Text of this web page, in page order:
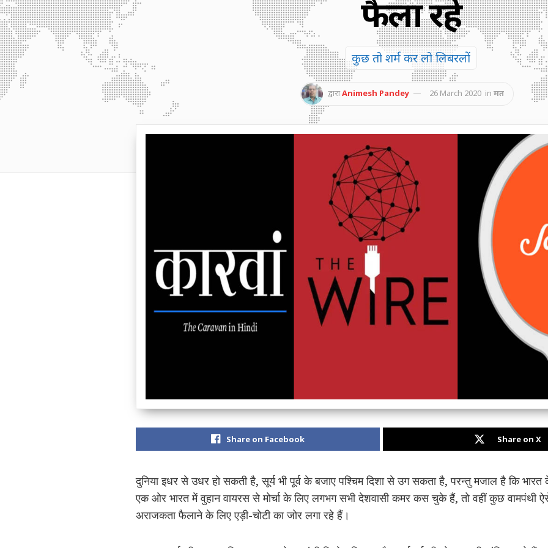
फैला रहे
कुछ तो शर्म कर लो लिबरलों
द्वाराAnimesh Pandey 26 March 2020 in मत
Share on Facebook Share on X
दुनिया इधर से उधर हो सकती है, सूर्य भी पूर्व के बजाए पश्चिम दिशा से उग सकता है, परन्तु मजाल है कि
एक ओर भारत में वुहान वायरस से मोर्चा के लिए लगभग सभी देशवासी कमर कस चुके हैं, तो वहीं कुछ वामपंथी
अराजकता फैलाने के लिए एड़ी-चोटी का जोर लगा रहे हैं।